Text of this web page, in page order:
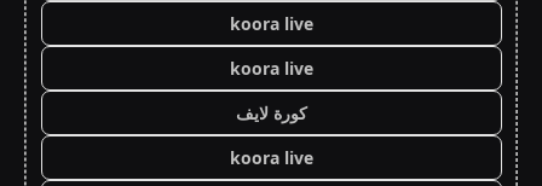
koora live
koora live
كورة لايف
koora live